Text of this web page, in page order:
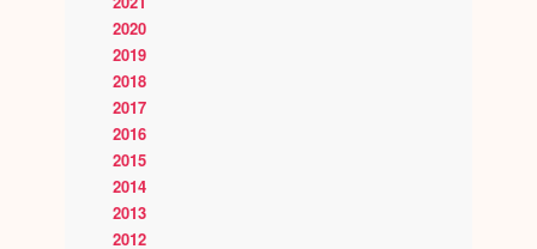
2020
2019
2018
2017
2016
2015
2014
2013
2012